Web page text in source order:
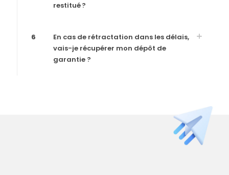
restitué ?
6
En cas de rétractation dans les délais,
vais-je récupérer mon dépôt de
garantie ?